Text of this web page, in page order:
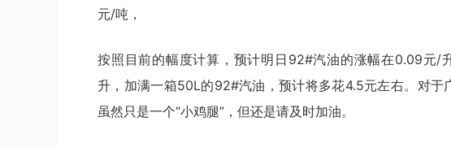
元/吨，
按照目前的幅度计算，预计明日92#汽油的涨幅在0.09元/
升，加满一箱50L的92#汽油，预计将多花4.5元左右。对于
虽然只是一个“小鸡腿”，但还是请及时加油。